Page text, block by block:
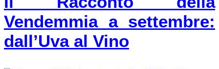
Vendemmia a settembre:
dall’Uva al Vino